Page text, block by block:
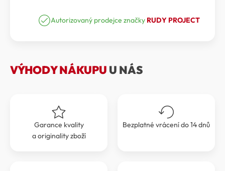
PROJECT
byla:
je:
Autorizovaný prodejce značky RUDY PROJECT
VÝHODY NÁKUPU U NÁS
Garance kvality
a originality zboží
Bezplatné vrácení do 14 dnů